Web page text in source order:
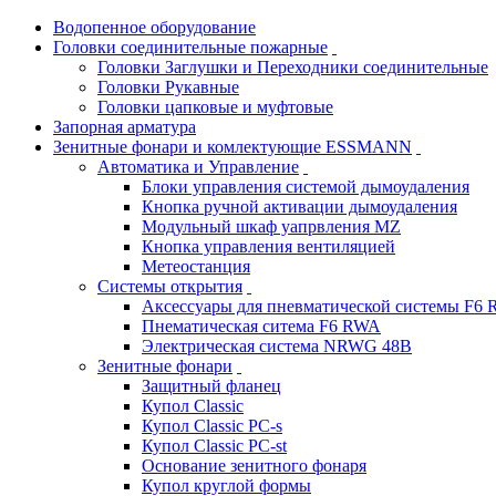
Водопенное оборудование
Головки соединительные пожарные
Головки Заглушки и Переходники соединительные
Головки Рукавные
Головки цапковые и муфтовые
Запорная арматура
Зенитные фонари и комлектующие ESSMANN
Автоматика и Управление
Блоки управления системой дымоудаления
Кнопка ручной активации дымоудаления
Модульный шкаф уапрвления MZ
Кнопка управления вентиляцией
Метеостанция
Системы открытия
Аксессуары для пневматической системы F6
Пнематическая ситема F6 RWA
Электрическая система NRWG 48В
Зенитные фонари
Защитный фланец
Купол Classic
Купол Classic PC-s
Купол Classic PC-st
Основание зенитного фонаря
Купол круглой формы